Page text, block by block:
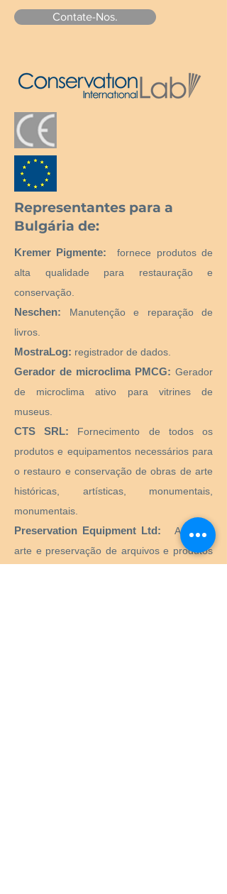
Contate-Nos.
Representantes para a
Bulgária de:
Kremer Pigmente:
fornece produtos de
alta qualidade para restauração e
conservação.
Neschen:
Manutenção e reparação de
livros.
MostraLog: registrador de dados.
Gerador de microclima PMCG: Gerador
de microclima ativo para vitrines de
museus.
CTS SRL:
Fornecimento de todos os
produtos e equipamentos necessários para
o restauro e conservação de obras de arte
históricas, artísticas, monumentais,
monumentais.
Preservation Equipment Ltd:
Artefato,
arte e preservação de arquivos e produtos